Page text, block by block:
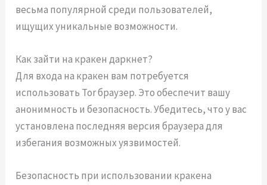
весьма популярной среди пользователей,
ищущих уникальные возможности.
Как зайти на кракен даркнет?
Для входа на кракен вам потребуется
использовать Tor браузер. Это обеспечит вашу
анонимность и безопасность. Убедитесь, что у вас
установлена последняя версия браузера для
избегания возможных уязвимостей.
Безопасность при использовании кракена